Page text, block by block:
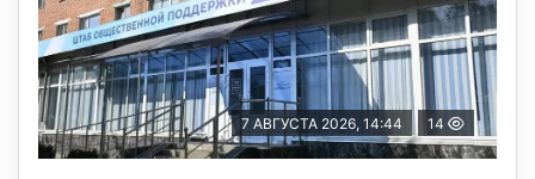
7 АВГУСТА 2026, 14:44 14